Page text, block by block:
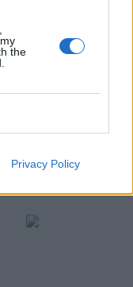
the
Privacy Policy